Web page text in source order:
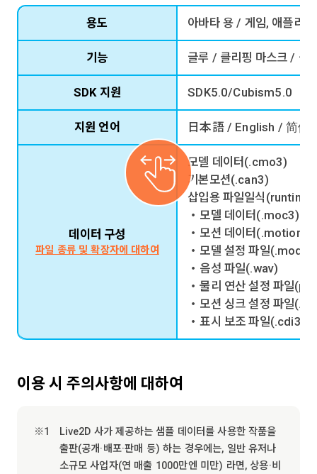
용도 아바타 용 / 게임, 애플리
기능 글루 / 클리핑 마스크 / 블
SDK 지원 SDK5.0/Cubism5.0
지원 언어 日本語 / English / 简体
데이터 구성
파일 종류 및 확장자에 대하여
모델 데이터(.cmo3)
기본모션(.can3)
삽입용 파일일식(runtime
・모델 데이터(.moc3)
・모션 데이터
・모델 설정 파일
・음성 파일(.wav)
・물리 연산 설정 파일
・모션 싱크 설정 파일
・표시 보조 파일
이용 시 주의사항에 대하여
Live2D 사가 제공하는 샘플 데이터를 사용한 작품을
출판(공개·배포·판매 등) 하는 경우에는, 일반 유저나
소규모 사업자(연 매출 1000만엔 미만) 라면, 상용·비